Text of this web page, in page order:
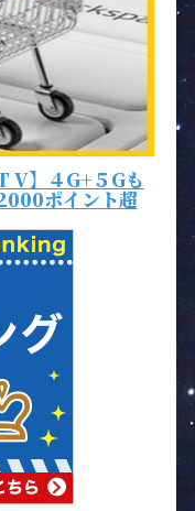
】４G+５Gも
ポイント超